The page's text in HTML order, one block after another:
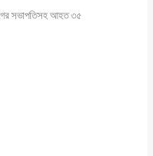
সভাপতিসহ আহত ৩৫